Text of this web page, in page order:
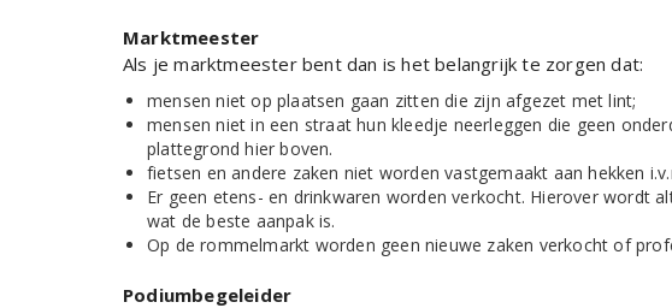
Marktmeester
Als je marktmeester bent dan is het belangrijk te zorgen dat:
mensen niet op plaatsen gaan zitten die zijn afgezet met lint;
mensen niet in een straat hun kleedje neerleggen die geen
plattegrond hier boven.
fietsen en andere zaken niet worden vastgemaakt aan hekken
Er geen etens- en drinkwaren worden verkocht. Hierover wordt
wat de beste aanpak is.
Op de rommelmarkt worden geen nieuwe zaken verkocht of
Podiumbegeleider